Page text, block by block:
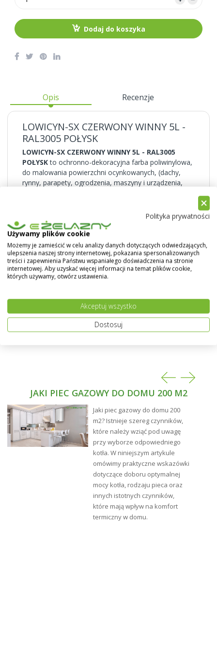
Dodaj do koszyka
Opis Recenzje
LOWICYN-SX CZERWONY WINNY 5L -
RAL3005 POŁYSK
LOWICYN-SX CZERWONY WINNY 5L - RAL3005
POŁYSKto ochronno-dekoracyjna farba poliwinylowa,
do malowania powierzchni ocynkowanych, (dachy,
rynny, parapety, ogrodzenia, maszyny i urządzenia,
natryskiwanej termicznie. Tworzy gładką
termoplastyczną powłokę z połyskiem, w pełni
odporną na wilgoć i czynniki atmosferyczne (kwaśne
deszcze, promienie UV), środowisko słabo kwaśne i
słabo alkaliczne. Można nią malować elementy
stalowe, aluminiowe, oraz z drewna i materiałów
drewnopochodnych jak również tynku i betonu.
W naszej ofercie mamy również wersjęmatową farby
Pokaż więcej
JAKI PIEC GAZOWY DO DOMU 200 M2
Jaki piec gazowy do domu 200
m2? Istnieje szereg czynników,
które należy wziąć pod uwagę
przy wyborze odpowiedniego
kotła. W niniejszym artykule
omówimy praktyczne wskazówki
dotyczące doboru optymalnej
mocy kotła, rodzaju pieca oraz
innych istotnych czynników,
które mają wpływ na komfort
termiczny w domu.
Polityka prywatności
Używamy plików cookie
Możemy je zamieścić w celu analizy danych dotyczących odwiedzających,
ulepszenia naszej strony internetowej, pokazania spersonalizowanych
treści i zapewnienia Państwu wspaniałego doświadczenia na stronie
internetowej. Aby uzyskać więcej informacji na temat plików cookie,
których używamy, otwórz ustawienia.
Akceptuj wszystko
Dostosuj